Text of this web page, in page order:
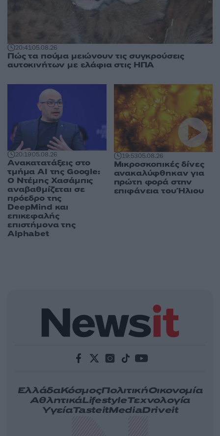
20:4105.08.26
Πώς τα πούμα μειώνουν τις συγκρούσεις
αυτοκινήτων με ελάφια στις ΗΠΑ
20:1905.08.26
Ανακατατάξεις στο
τμήμα AI της Google:
Ο Ντέμης Χασάμπις
αναβαθμίζεται σε
πρόεδρο της
DeepMind και
επικεφαλής
επιστήμονα της
Alphabet
19:5305.08.26
Μικροσκοπικές δίνες
ανακαλύφθηκαν για
πρώτη φορά στην
επιφάνεια του Ήλιου
ΕλλάδαΚόσμοςΠολιτικήΟικονομία
ΑθλητικάLifestyleΤεχνολογία
ΥγείαTasteitMediaDriveit